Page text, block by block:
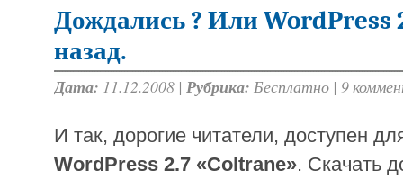
Дождались ? Или WordPress
назад.
Дата: 11.12.2008 | Рубрика: Бесплатно | 9
И так, дорогие читатели, доступен
WordPress 2.7 «Coltrane». Скачать